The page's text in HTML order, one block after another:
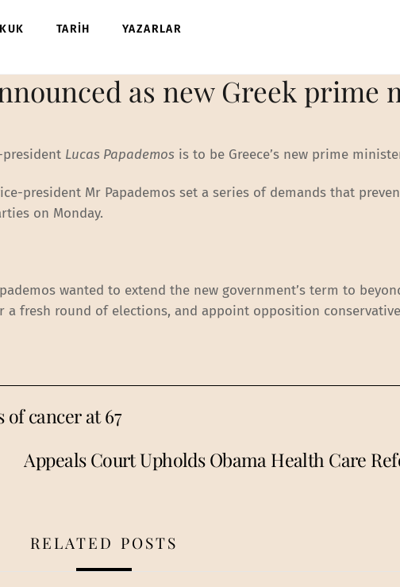
TARİH YAZARLAR
as new Greek prime
president Lucas Papademos is to be Greece’s new prime
president Mr Papademos set a series of demands that
on Monday.
wanted to extend the new government’s term to
a fresh round of elections, and appoint opposition
of cancer at 67
Appeals Court Upholds Obama Health Care
RELATED POSTS